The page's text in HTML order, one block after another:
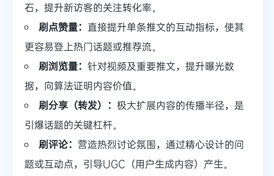
石，提升新访客的关注转化率。
刷点赞量： 直接提升单条推文的互动指标，使其
更容易登上热门话题或推荐流。
刷浏览量： 针对视频及重要推文，提升曝光数
据，向算法证明内容价值。
刷分享（转发）： 极大扩展内容的传播半径，是
引爆话题的关键杠杆。
刷评论： 营造热烈讨论氛围，通过精心设计的问
题或互动点，引导UGC（用户生成内容）产生。